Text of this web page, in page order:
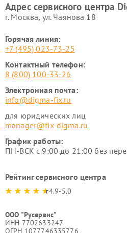
Адрес сервисного центра
г. Москва, ул. Чаянова 18
Горячая линия:
+7 (495) 023-73-25
Контактный телефон:
8 (800) 100-33-26
Электронная почта:
info@digma-fix.ru
для юридических лиц
manager@fix-digma.ru
График работы:
ПН-ВСК с 9:00 до 21:00 без
Рейтинг сервисного центра
4.9-5.0
ООО "Русервис"
ИНН 7702633247
ОГРН 1077746335776